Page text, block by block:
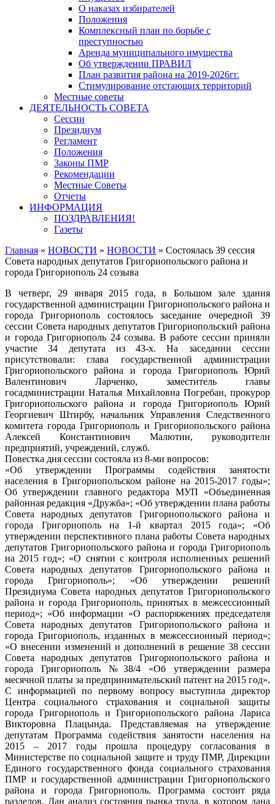
О наказах избирателей
Положения
Комплексный план по борьбе с
преступностью
Аренда муниципального имущества
Об утверждении ПРАВИЛ
План развития района на 2019-2026гг.
Стимулирование отстающих территорий
Местные советы
ДЕЯТЕЛЬНОСТЬ СОВЕТА
Сессии
Президиум
Регламент
Положения
Законы ПМР
Рекомендации
Местные Советы
Отчеты
ИНФОРМАЦИЯ
ПОЗДРАВЛЕНИЯ!
Газеты
Главная » НОВОСТИ » НОВОСТИ » Состоялась 39 сессия
Совета народных депутатов Григориопольского района и
города Григориополь 24 созыва
В четверг, 29 января 2015 года, в Большом зале здания
государственной администрации Григориопольского района и
города Григориополь состоялось заседание очередной 39
сессии Совета народных депутатов Григориопольский района
и города Григориополь 24 созыва. В работе сессии приняли
участие 34 депутата из 43-х. На заседании сессии
присутствовали: глава государственной администрации
Григориопольского района и города Григориополь Юрий
Валентинович Ларченко, заместитель главы
госадминистрации Наталья Михайловна Погребан, прокурор
Григориопольского района и города Григориополь Юрий
Георгиевич Штирбу, начальник Управления Следственного
комитета города Григориополь и Григориопольского района
Алексей Константинович Малютин, руководители
предприятий, учреждений, служб.
Повестка дня сессии состояла из 8-ми вопросов:
«Об утверждении Программы содействия занятости
населения в Григориопольском районе на 2015-2017 годы»;
Об утверждении главного редактора МУП «Объединенная
районная редакция «Дружба»; «Об утверждении плана работы
Совета народных депутатов Григориопольского района и
города Григориополь на 1-й квартал 2015 года»; «Об
утверждении перспективного плана работы Совета народных
депутатов Григориопольского района и города Григориополь
на 2015 год»; «О снятии с контроля исполненных решений
Совета народных депутатов Григориопольского района и
города Григориополь»; «Об утверждении решений
Президиума Совета народных депутатов Григориопольского
района и города Григориополь, принятых в межсессионный
период»; «Об информации «О распоряжениях председателя
Совета народных депутатов Григориопольского района и
города Григориополь, изданных в межсессионный период»;
«О внесении изменений и дополнений в решение 38 сессии
Совета народных депутатов Григориопольского района и
города Григориополь №38/4 «Об утверждении размера
месячной платы за предпринимательский патент на 2015 год».
С информацией по первому вопросу выступила директор
Центра социального страхования и социальной защиты
города Григориополь и Григориопольского района Лариса
Викторовна Плацында. Представляемая на утверждение
депутатам Программа содействия занятости населения на
2015 – 2017 годы прошла процедуру согласования в
Министерстве по социальной защите и труду ПМР, Дирекции
Единого государственного фонда социального страхования
ПМР и государственной администрации Григориопольского
района и города Григориополь. Программа состоит ряда
разделов. Дан анализ состояния рынка труда, в котором дана